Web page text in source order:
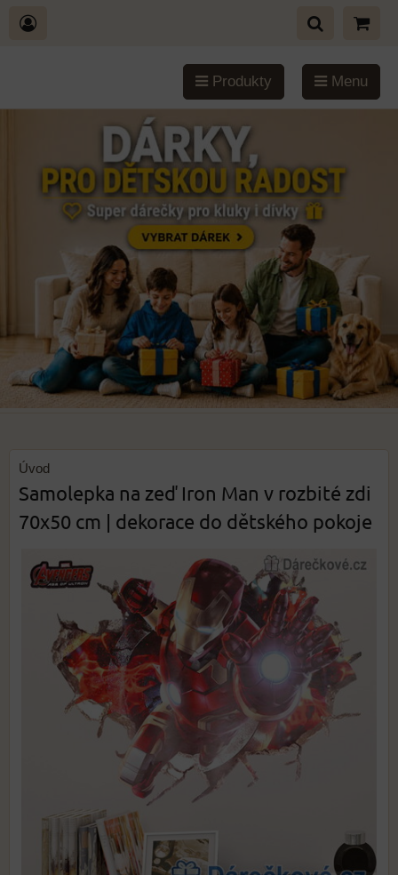
Produkty Menu
Úvod
Samolepka na zeď Iron Man v rozbité zdi
70x50 cm | dekorace do dětského pokoje